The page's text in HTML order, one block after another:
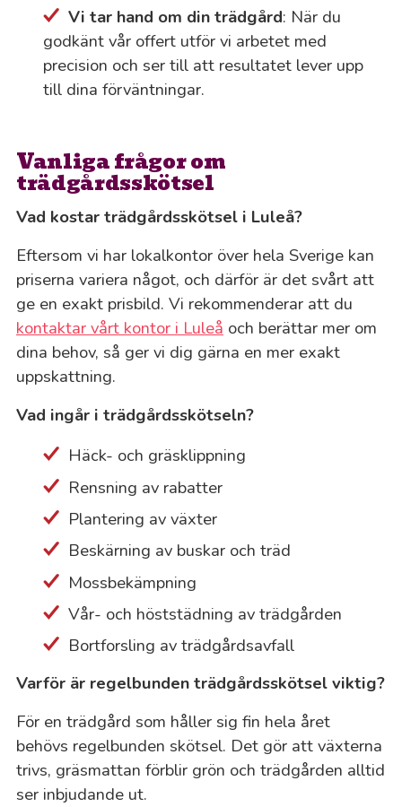
Vi tar hand om din trädgård: När du
godkänt vår offert utför vi arbetet med
precision och ser till att resultatet lever upp
till dina förväntningar.
Vanliga frågor om
trädgårdsskötsel
Vad kostar trädgårdsskötsel i Luleå?
Eftersom vi har lokalkontor över hela Sverige kan
priserna variera något, och därför är det svårt att
ge en exakt prisbild. Vi rekommenderar att du
kontaktar vårt kontor i Luleå och berättar mer om
dina behov, så ger vi dig gärna en mer exakt
uppskattning.
Vad ingår i trädgårdsskötseln?
Häck- och gräsklippning
Rensning av rabatter
Plantering av växter
Beskärning av buskar och träd
Mossbekämpning
Vår- och höststädning av trädgården
Bortforsling av trädgårdsavfall
Varför är regelbunden trädgårdsskötsel viktig?
För en trädgård som håller sig fin hela året
behövs regelbunden skötsel. Det gör att växterna
trivs, gräsmattan förblir grön och trädgården alltid
ser inbjudande ut.